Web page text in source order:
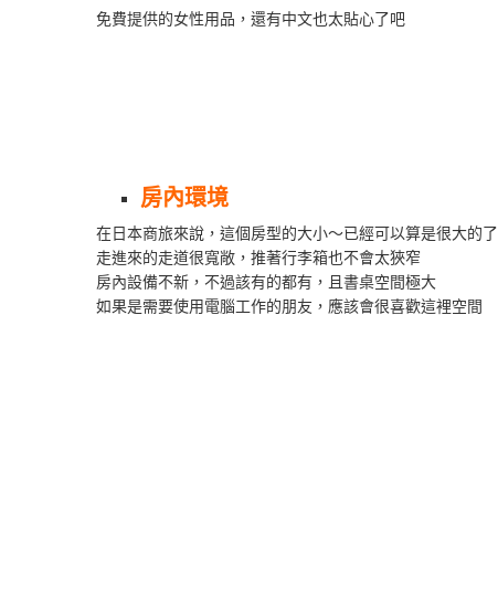
免費提供的女性用品，還有中文也太貼心了吧
房內環境
在日本商旅來說，這個房型的大小～已經可以算是很大的了
走進來的走道很寬敞，推著行李箱也不會太狹窄
房內設備不新，不過該有的都有，且書桌空間極大
如果是需要使用電腦工作的朋友，應該會很喜歡這裡空間